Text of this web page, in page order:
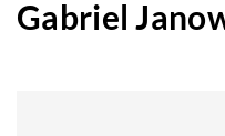
Gabriel